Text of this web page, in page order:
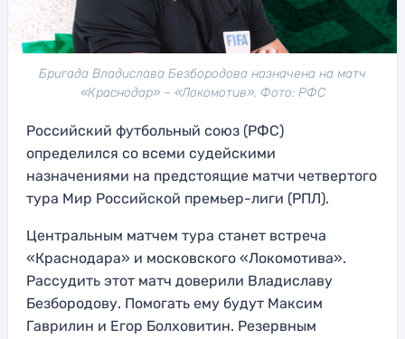
Бригада Владислава Безбородова назначена на матч
«Краснодар» – «Локомотив». Фото: РФС
Российский футбольный союз (РФС)
определился со всеми судейскими
назначениями на предстоящие матчи четвертого
тура Мир Российской премьер-лиги (РПЛ).
Центральным матчем тура станет встреча
«Краснодара» и московского «Локомотива».
Рассудить этот матч доверили Владиславу
Безбородову. Помогать ему будут Максим
Гаврилин и Егор Болховитин. Резервным